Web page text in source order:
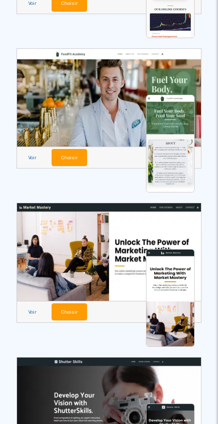
Voir Choisir
Voir Choisir
Voir Choisir